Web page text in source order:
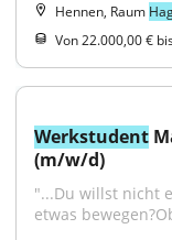
Hennen, Raum
Von 22.000,00 €
Werkstudent
(m/w/d)
"...Du willst nicht
etwas